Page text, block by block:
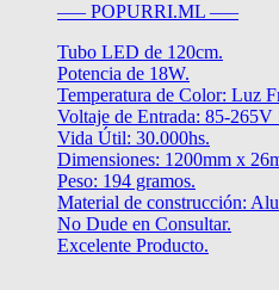
—– POPURRI.ML —–
Tubo LED de 120cm.
Potencia de 18W.
Temperatura de Color: Luz
Voltaje de Entrada: 85-265V
Vida Útil: 30.000hs.
Dimensiones: 1200mm x
Peso: 194 gramos.
Material de construcción:
No Dude en Consultar.
Excelente Producto.